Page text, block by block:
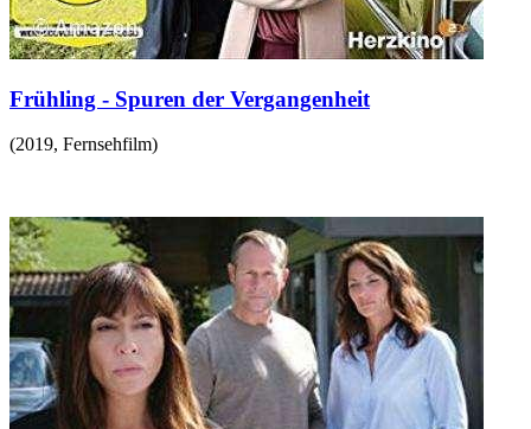
Frühling - Spuren der Vergangenheit
(2019, Fernsehfilm)